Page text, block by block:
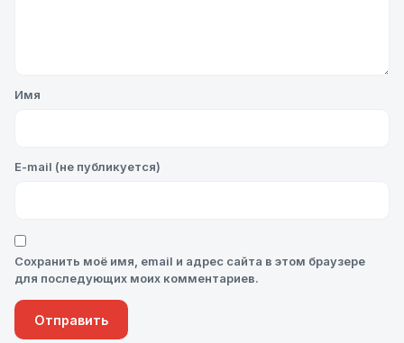
Имя
E-mail (не публикуется)
Сохранить моё имя, email и адрес сайта в этом браузере
для последующих моих комментариев.